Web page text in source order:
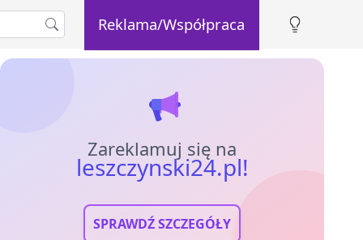
Reklama/Współpraca
Zareklamuj się na
leszczynski24.pl!
SPRAWDŹ SZCZEGÓŁY